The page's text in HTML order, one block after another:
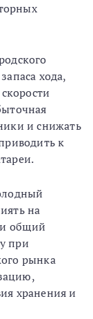
хода,
и снижать
к
на
и общий
при
рынка
хранения и